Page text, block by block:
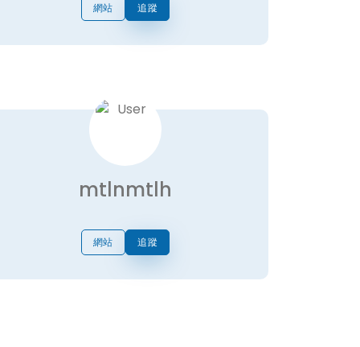
網站 追蹤
mtlnmtlh
網站 追蹤